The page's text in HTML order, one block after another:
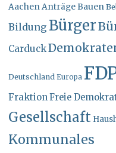
AachenAnträgeBauen
Bildung Bürger
Carduck
Deutschland Europa
FraktionFreie
Gesellschaft
Kommunales